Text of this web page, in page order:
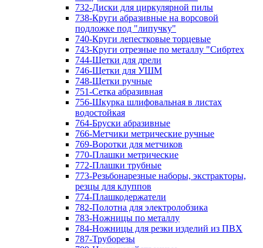
732-Диски для циркулярной пилы
738-Круги абразивные на ворсовой
подложке под "липучку"
740-Круги лепестковые торцевые
743-Круги отрезные по металлу "Сибртех
744-Щетки для дрели
746-Щетки для УШМ
748-Щетки ручные
751-Сетка абразивная
756-Шкурка шлифовальная в листах
водостойкая
764-Бруски абразивные
766-Метчики метрические ручные
769-Воротки для метчиков
770-Плашки метрические
772-Плашки трубные
773-Резьбонарезные наборы, экстракторы,
резцы для клуппов
774-Плашкодержатели
782-Полотна для электролобзика
783-Ножницы по металлу
784-Ножницы для резки изделий из ПВХ
787-Труборезы